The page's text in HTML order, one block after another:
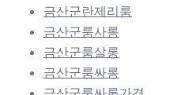
금산군란제리룸
금산군룸사롱
금산군룸살롱
금산군룸싸롱